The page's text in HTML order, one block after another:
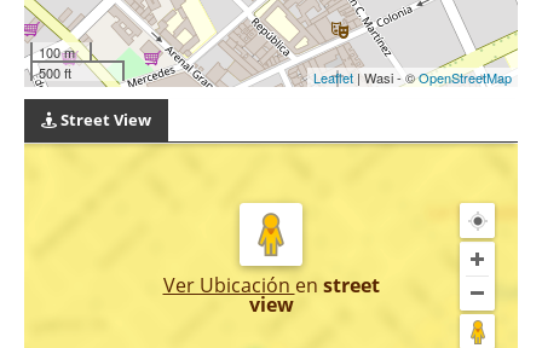
100 m
500 ft
Leaflet | Wasi - ©OpenStreetMap
Street View
Ver Ubicación en street
view